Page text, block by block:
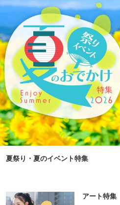
夏祭り・夏のイベント特集
アート特集